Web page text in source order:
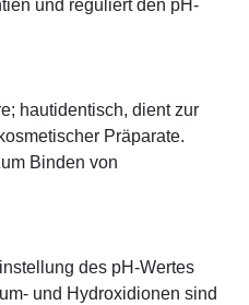
und reguliert den pH-
hautidentisch, dient zur
Präparate.
Binden von
des pH-Wertes
und Hydroxidionen sind